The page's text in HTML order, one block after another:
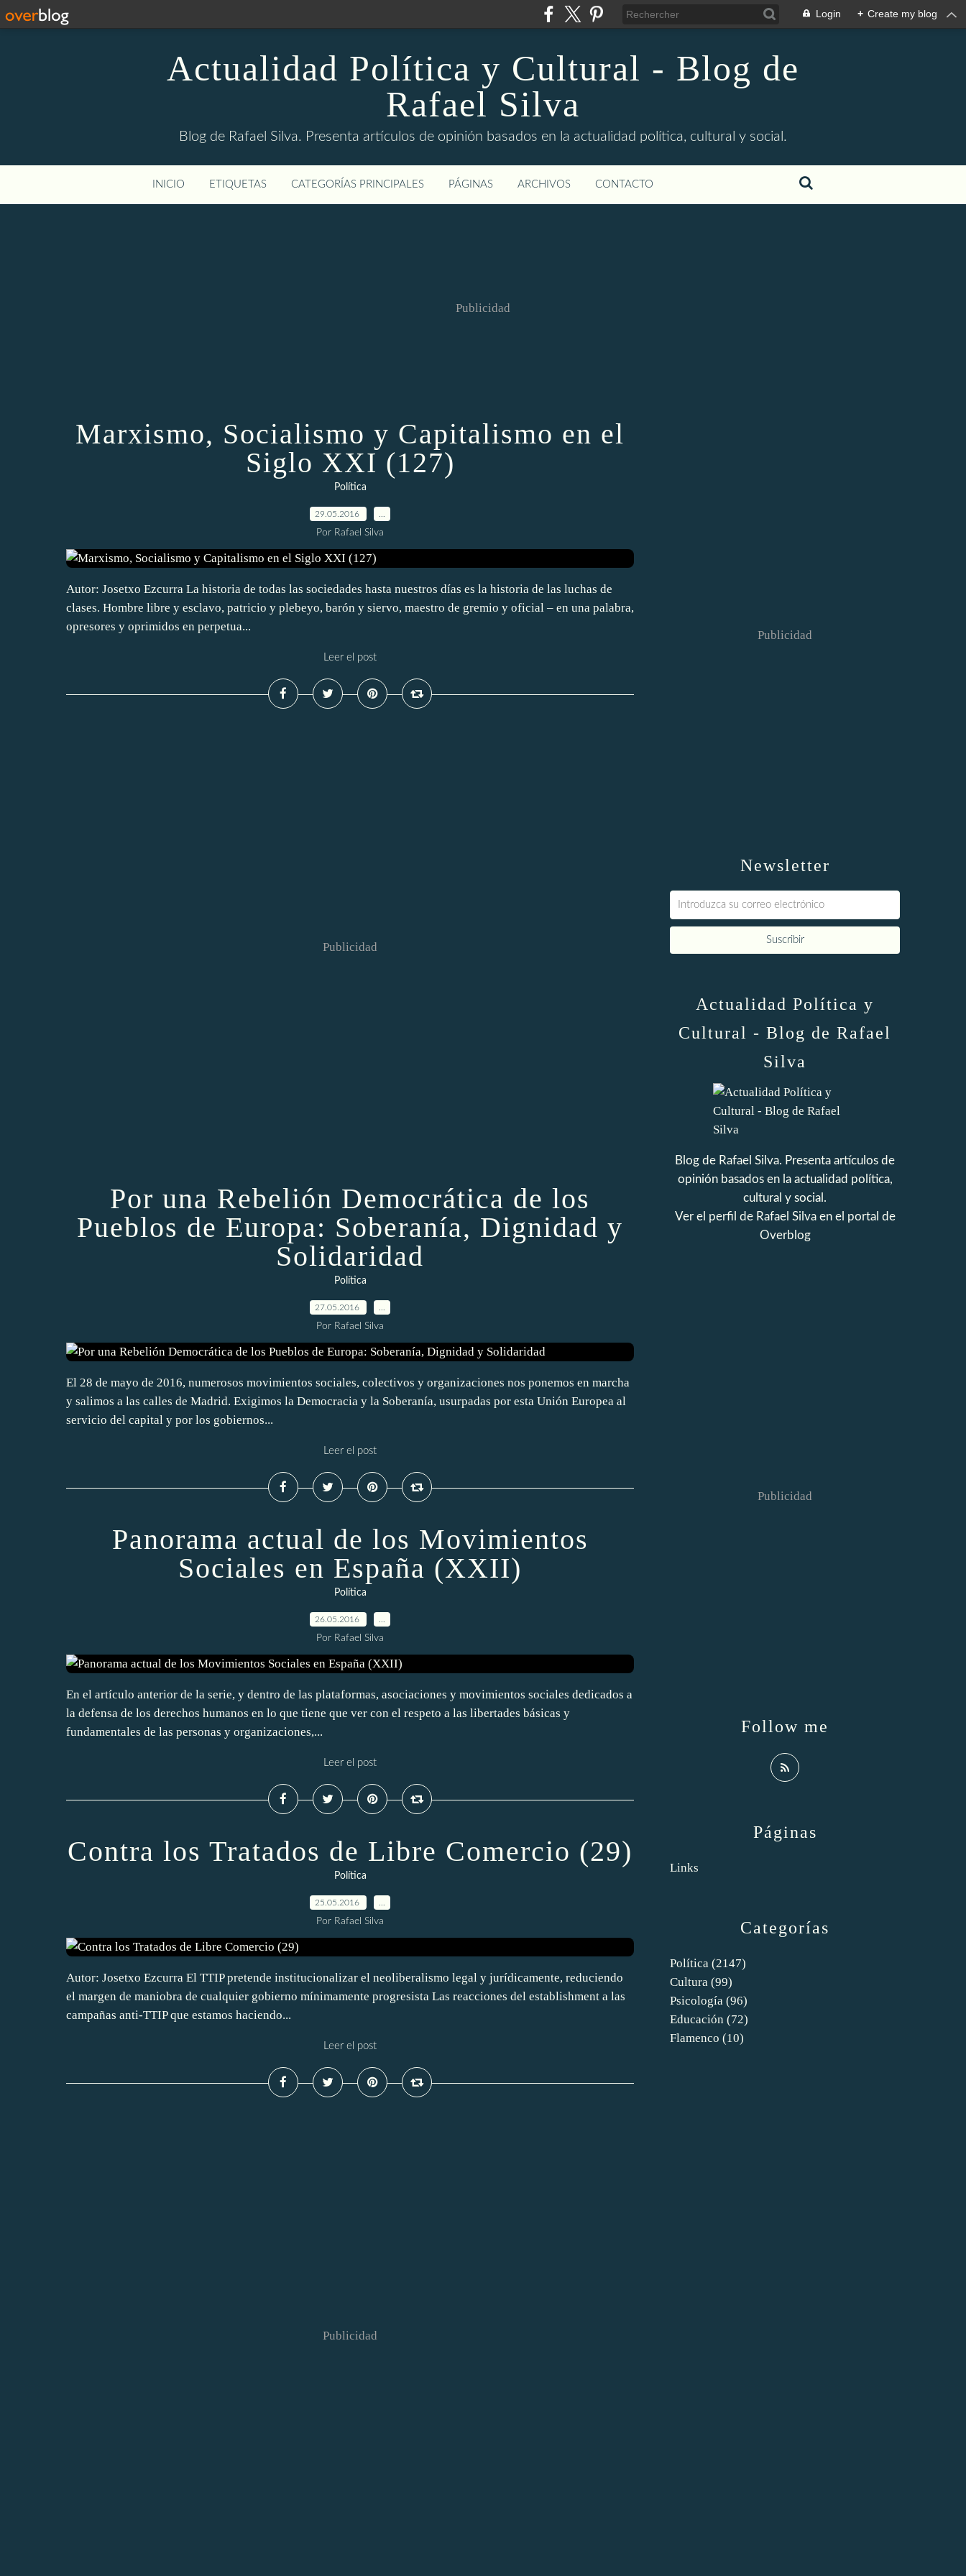
Login + Create my blog
Actualidad Política y Cultural - Blog de
Rafael Silva
Blog de Rafael Silva. Presenta artículos de opinión basados en la actualidad política, cultural y social.
INICIO ETIQUETAS CATEGORÍAS PRINCIPALES PÁGINAS ARCHIVOS CONTACTO
Publicidad
Marxismo, Socialismo y Capitalismo en el
Siglo XXI (127)
Política
29.05.2016
Por Rafael Silva
Autor: Josetxo Ezcurra La historia de todas las sociedades hasta nuestros días es la historia de las luchas de
clases. Hombre libre y esclavo, patricio y plebeyo, barón y siervo, maestro de gremio y oficial – en una palabra,
opresores y oprimidos en perpetua...
Leer el post
Publicidad
Por una Rebelión Democrática de los
Pueblos de Europa: Soberanía, Dignidad y
Solidaridad
Política
27.05.2016
Por Rafael Silva
El 28 de mayo de 2016, numerosos movimientos sociales, colectivos y organizaciones nos ponemos en marcha
y salimos a las calles de Madrid. Exigimos la Democracia y la Soberanía, usurpadas por esta Unión Europea al
servicio del capital y por los gobiernos...
Leer el post
Panorama actual de los Movimientos
Sociales en España (XXII)
Política
26.05.2016
Por Rafael Silva
En el artículo anterior de la serie, y dentro de las plataformas, asociaciones y movimientos sociales dedicados a
la defensa de los derechos humanos en lo que tiene que ver con el respeto a las libertades básicas y
fundamentales de las personas y organizaciones,...
Leer el post
Contra los Tratados de Libre Comercio (29)
Política
25.05.2016
Por Rafael Silva
Autor: Josetxo Ezcurra El TTIP pretende institucionalizar el neoliberalismo legal y jurídicamente, reduciendo
el margen de maniobra de cualquier gobierno mínimamente progresista Las reacciones del establishment a las
campañas anti-TTIP que estamos haciendo...
Leer el post
Publicidad
Newsletter
Publicidad
Categorías
Política (2147)
Cultura (99)
Psicología (96)
Educación (72)
Flamenco (10)
Páginas
Links
Actualidad Política y
Cultural - Blog de Rafael
Silva
Blog de Rafael Silva. Presenta artículos de
opinión basados en la actualidad política,
cultural y social.
Ver el perfil de Rafael Silvaen el portal de
Overblog
Follow me
Publicidad